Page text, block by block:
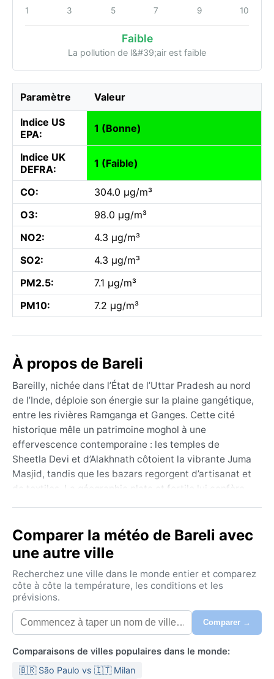
1 3 5 7 9 10
Faible
La pollution de l&#39;air est faible
Paramètre Valeur
Indice US
EPA:
1 (Bonne)
Indice UK
DEFRA:
1 (Faible)
CO:
304.0 µg/m³
O3:
98.0 µg/m³
NO2:
4.3 µg/m³
SO2:
4.3 µg/m³
PM2.5:
7.1 µg/m³
PM10:
7.2 µg/m³
À propos de Bareli
Bareilly, nichée dans l’État de l’Uttar Pradesh au nord
de l’Inde, déploie son énergie sur la plaine gangétique,
entre les rivières Ramganga et Ganges. Cette cité
historique mêle un patrimoine moghol à une
effervescence contemporaine : les temples de
Sheetla Devi et d’Alakhnath côtoient la vibrante Juma
Masjid, tandis que les bazars regorgent d’artisanat et
de textiles. La géographie plate et fertile lui confère
majoritairement hindous et musulmans, animent des
fêtes colorées comme le Moharram ou la
Janmashtami, donnant à la ville une atmosphère à la
fois spirituelle et trépidante.
Sous la classification Köppen Cwa (subtropical
humide à hiver sec), Bareilly connaît quatre saisons
bien distinctes. L’été, de mars à juin, est torride et
montante, annonçant la mousson. De juin à
septembre, des pluies diluviennes s’abattent,
Comparer la météo de Bareli avec
une autre ville
Recherchez une ville dans le monde entier et comparez
côte à côte la température, les conditions et les
prévisions.
Comparer →
Comparaisons de villes populaires dans le monde:
🇧🇷 São Paulo vs 🇮🇹 Milan